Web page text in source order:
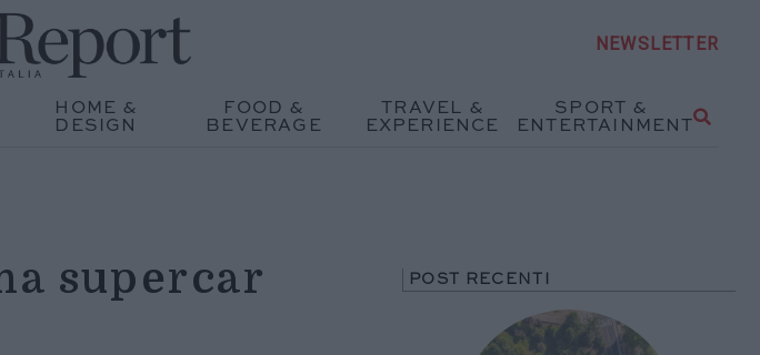
NEWSLETTER
HOME &
DESIGN
FOOD &
BEVERAGE
TRAVEL &
EXPERIENCE
SPORT &
ENTERTAINMENT
supercar
POST RECENTI